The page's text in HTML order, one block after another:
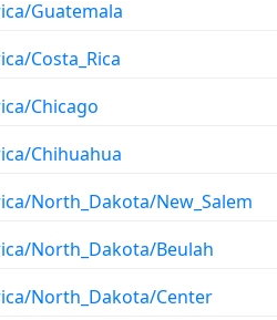
Guatemala
Costa_Rica
Chicago
Chihuahua
North_Dakota/New_Salem
North_Dakota/Beulah
North_Dakota/Center